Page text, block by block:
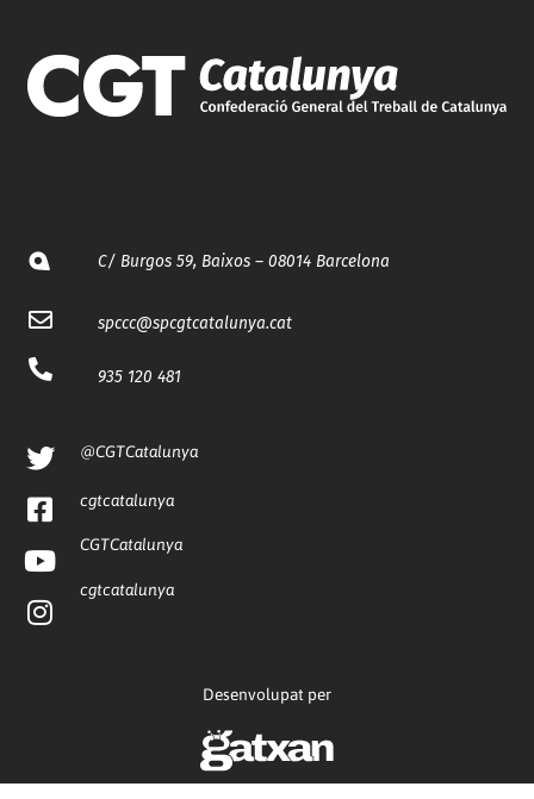
C/ Burgos 59, Baixos – 08014 Barcelona
spccc@spcgtcatalunya.cat
935 120 481
@CGTCatalunya
cgtcatalunya
CGTCatalunya
cgtcatalunya
Desenvolupat per